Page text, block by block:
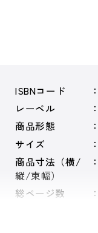
ISBNコード
レーベル
商品形態
サイズ
商品寸法（横/
縦/束幅）
総ページ数